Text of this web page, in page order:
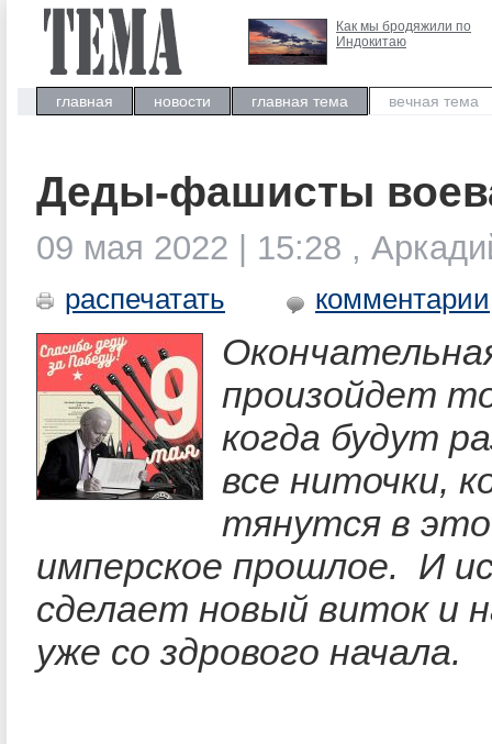
Как мы бродяжили по
Индокитаю
главная новости главная тема вечная тема
Деды-фашисты
09 мая 2022 | 15:28 ,
распечатать комментарии
произойдет
когда будут
все ниточки,
тянутся в это
имперское прошлое. И
сделает новый виток и
уже со здрового начала.